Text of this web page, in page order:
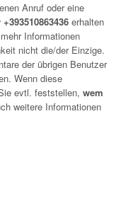
Anruf oder eine
erhalten
Informationen
nicht die/der Einzige.
der übrigen Benutzer
Wenn diese
evtl. feststellen, wem
weitere Informationen